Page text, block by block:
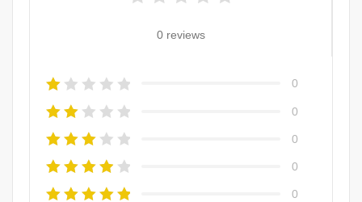
0 reviews
0
0
0
0
0